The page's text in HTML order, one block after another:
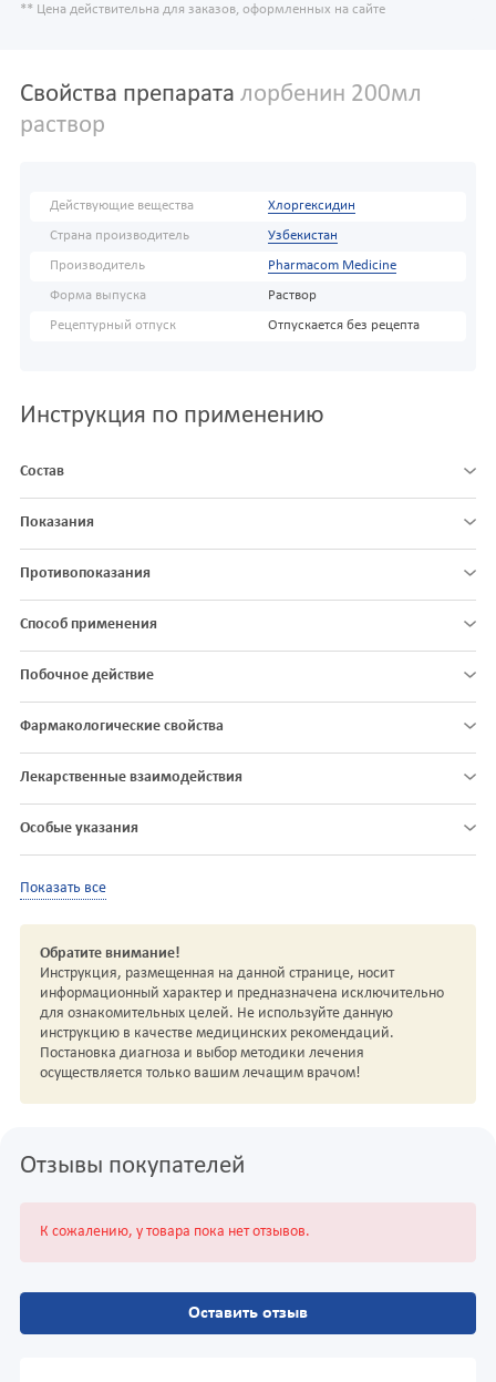
** Цена действительна для заказов, оформленных на сайте
Свойства препарата лорбенин 200мл
раствор
Действующие вещества Хлоргексидин
Страна производитель Узбекистан
Производитель Pharmacom Medicine
Форма выпуска Раствор
Рецептурный отпуск Отпускается без рецепта
Инструкция по применению
Состав
Показания
Противопоказания
Способ применения
Побочное действие
Фармакологические свойства
Лекарственные взаимодействия
Особые указания
Показать все
Обратите внимание!
Инструкция, размещенная на данной странице, носит
информационный характер и предназначена исключительно
для ознакомительных целей. Не используйте данную
инструкцию в качестве медицинских рекомендаций.
Постановка диагноза и выбор методики лечения
осуществляется только вашим лечащим врачом!
Отзывы покупателей
К сожалению, у товара пока нет отзывов.
Оставить отзыв